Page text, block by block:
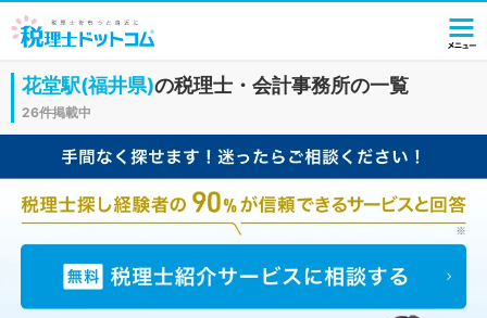
花堂駅(福井県)の税理士・会計事務所の一覧
26件掲載中